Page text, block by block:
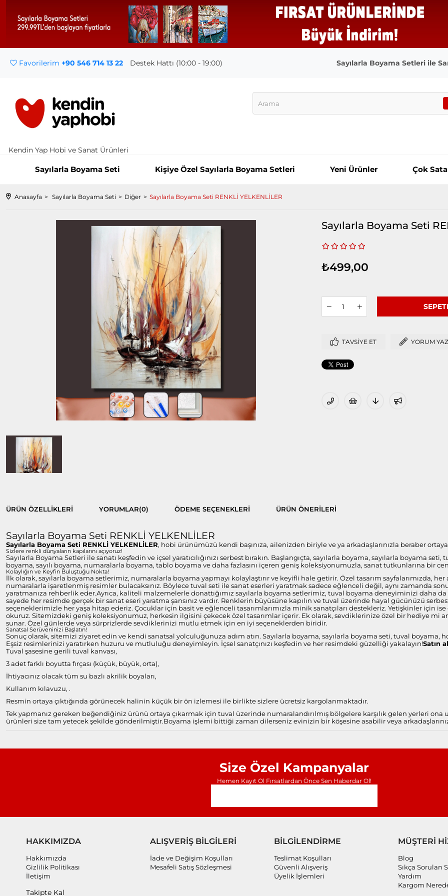
Favorilerim +90 546 714 13 22 Destek Hattı (10:00 - 19:00) Sayılarla Boyama Setleri ile
Kendin Yap Hobi ve Sanat Ürünleri
Sayılarla Boyama Seti Kişiye Özel Sayılarla Boyama Setleri Yeni Ürünler Çok
Anasayfa Sayılarla Boyama Seti Diğer Sayılarla Boyama Seti RENKLİ YELKENLİLER
Sayılarla Boyama Seti
₺499,00
TAVSIYE ET YORUM YAZ
ÜRÜN ÖZELLIKLERI YORUMLAR(0) ÖDEME SEÇENEKLERI ÜRÜN ÖNERILERI
Sayılarla Boyama Seti RENKLİ YELKENLİLER
Sayılarla Boyama Seti RENKLİ YELKENLİLER, hobi ürünümüzü kendi başınıza, ailenizden biriyle ve ya arkadaşlarınızla beraber
Sizlere renkli dünyaların kapılarını açıyoruz!
Sayılarla Boyama Setleri ile sanatı keşfedin ve içsel yaratıcılığınızı serbest bırakın. Başlangıçta, sayılarla boyama, sayılarla boyama
boyama, sayılı boyama, numaralarla boyama, tablo boyama ve daha fazlasını içeren geniş koleksiyonumuzla, sanat tutkunlarına bir
Kolaylığın ve Keyfin Buluştuğu Nokta!
İlk olarak, sayılarla boyama setlerimiz, numaralarla boyama yapmayı kolaylaştırır ve keyifli hale getirir. Özel tasarım sayfalarımızda,
numaralarla işaretlenmiş resimler bulacaksınız. Böylece tuval seti ile sanat eserleri yaratmak sadece eğlenceli değil, aynı zamanda
yaratmanıza rehberlik eder.Ayrıca, kaliteli malzemelerle donattığımız sayılarla boyama setlerimiz, tuval boyama deneyiminizi daha da
sayede her resimde gerçek bir sanat eseri yaratma şansınız vardır. Renklerin büyüsüne kapılın ve tuval üzerinde hayal gücünüzü
seçeneklerimizle her yaşa hitap ederiz. Çocuklar için basit ve eğlenceli tasarımlarımızla minik sanatçıları destekleriz. Yetişkinler için
okuruz. Sitemizdeki geniş koleksiyonumuz, herkesin ilgisini çekecek özel tasarımlar içerir. Ek olarak, sevdiklerinize özel bir hediye mi
sunar. Özel günlerde veya sürprizlerde sevdiklerinizi mutlu etmek için en iyi seçeneklerden biridir.
Sanatsal Serüveninizi Başlatın!
Sonuç olarak, sitemizi ziyaret edin ve kendi sanatsal yolculuğunuza adım atın. Sayılarla boyama, sayılarla boyama seti, tuval
Eşsiz resimlerinizi yaratırken huzuru ve mutluluğu deneyimleyin. İçsel sanatçınızı keşfedin ve her resimdeki güzelliği yakalayın!Satın
Tuval şasesine gerili tuval kanvası,
3 adet farklı boyutta fırçası (küçük, büyük, orta),
İhtiyacınız olacak tüm su bazlı akrilik boyaları,
Kullanım kılavuzu, .
Resmin ortaya çıktığında görünecek halinin küçük bir ön izlemesi ile birlikte sizlere ücretsiz kargolanmaktadır.
Tek yapmanız gereken beğendiğiniz ürünü ortaya çıkarmak için tuval üzerinde numaralandırılmış bölgelere karşılık gelen yerleri ona
ürünleri size tam yetecek şekilde gönderilmiştir.Boyama işlemi bittiği zaman dilerseniz evinizin bir köşesine asabilir veya
Size Özel Kampanyalar
Hemen Kayıt Ol Fırsatlardan Önce Sen Haberdar Ol!
HAKKIMIZDA
Hakkımızda
Gizlilik Politikası
İletişim
Takipte Kal
ALIŞVERİŞ BİLGİLERİ
İade ve Değişim Koşulları
Mesafeli Satış Sözleşmesi
BİLGİLENDİRME
Teslimat Koşulları
Güvenli Alışveriş
Üyelik İşlemleri
MÜŞTERİ
Blog
Sıkça Sorulan
Yardım
Kargom